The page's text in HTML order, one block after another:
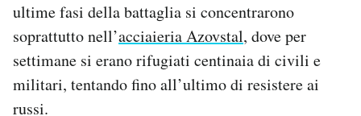
ultime fasi della battaglia si concentrarono
soprattutto nell’acciaieria Azovstal, dove per
settimane si erano rifugiati centinaia di civili e
militari, tentando fino all’ultimo di resistere ai
russi.